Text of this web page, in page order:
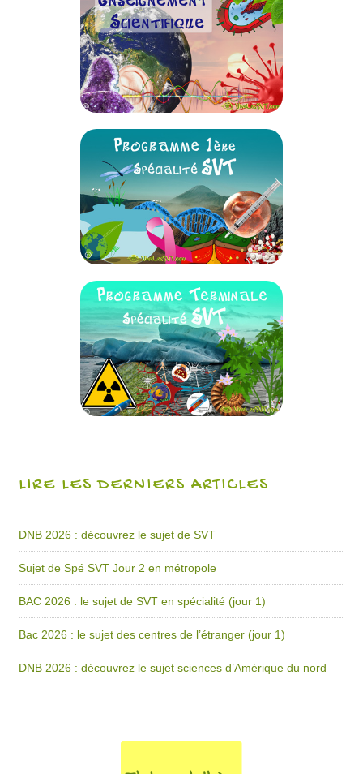
LIRE LES DERNIERS ARTICLES
DNB 2026 : découvrez le sujet de SVT
Sujet de Spé SVT Jour 2 en métropole
BAC 2026 : le sujet de SVT en spécialité (jour 1)
Bac 2026 : le sujet des centres de l’étranger (jour 1)
DNB 2026 : découvrez le sujet sciences d’Amérique du nord